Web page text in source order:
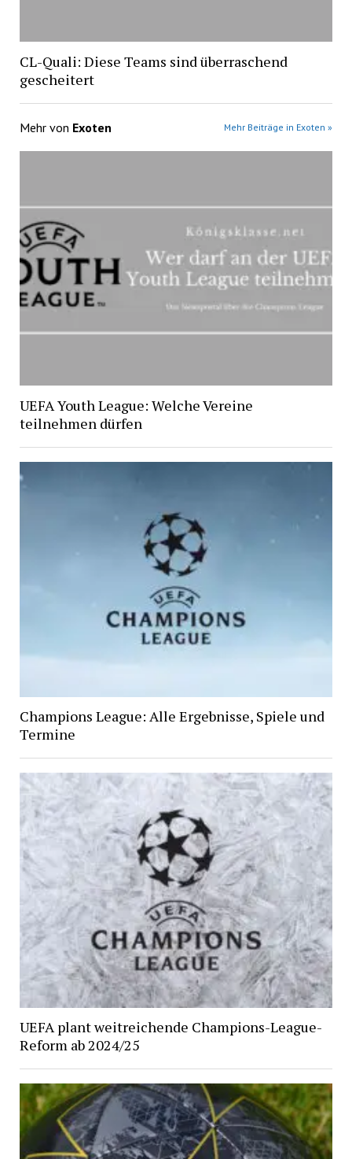
CL-Quali: Diese Teams sind überraschend
gescheitert
Mehr von Exoten Mehr Beiträge in Exoten »
UEFA Youth League: Welche Vereine
teilnehmen dürfen
Champions League: Alle Ergebnisse, Spiele und
Termine
UEFA plant weitreichende Champions-League-
Reform ab 2024/25